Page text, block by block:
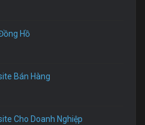
Hồ
Bán Hàng
Cho Doanh Nghiệp